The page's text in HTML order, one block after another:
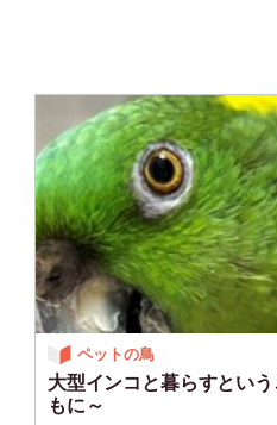
ペットの鳥
大型インコと暮らすとい
もに～